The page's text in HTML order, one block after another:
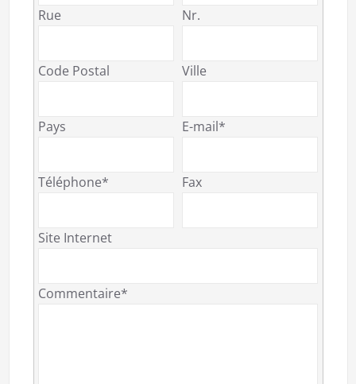
Rue Nr.
Code Postal Ville
Pays E-mail*
Téléphone* Fax
Site Internet
Commentaire*